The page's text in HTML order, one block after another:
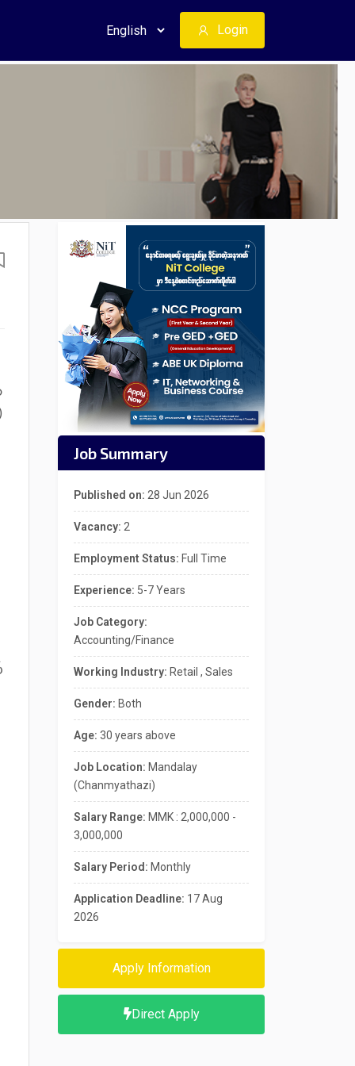
Login
Job Summary
Published on: 28 Jun 2026
Vacancy: 2
Employment Status: Full Time
Experience: 5-7 Years
Job Category:
Accounting/Finance
Working Industry: Retail , Sales
Gender: Both
Age: 30 years above
Job Location: Mandalay
(Chanmyathazi)
Salary Range: MMK : 2,000,000 -
3,000,000
Salary Period: Monthly
Application Deadline: 17 Aug
2026
Apply Information
Direct Apply